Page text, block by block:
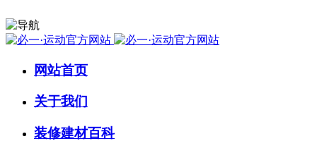
网站首页
关于我们
装修建材百科